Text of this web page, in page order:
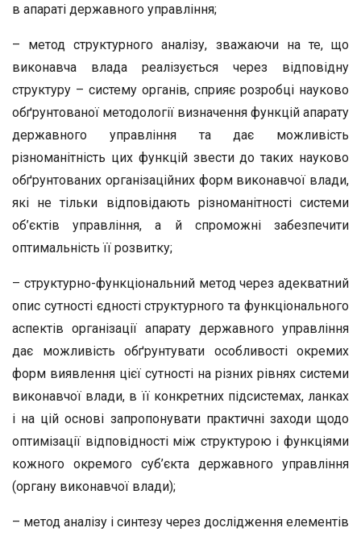
в апараті державного управління;
– метод структурного аналізу, зважаючи на те, що
виконавча влада реалізується через відповідну
структуру – систему органів, сприяє розробці науково
обґрунтованої методології визначення функцій апарату
державного управління та дає можливість
різноманітність цих функцій звести до таких науково
обґрунтованих організаційних форм виконавчої влади,
які не тільки відповідають різноманітності системи
об’єктів управління, а й спроможні забезпечити
оптимальність її розвитку;
– структурно-функціональний метод через адекватний
опис сутності єдності структурного та функціонального
аспектів організації апарату державного управління
дає можливість обґрунтувати особливості окремих
форм виявлення цієї сутності на різних рівнях системи
виконавчої влади, в її конкретних підсистемах, ланках
і на цій основі запропонувати практичні заходи щодо
оптимізації відповідності між структурою і функціями
кожного окремого суб’єкта державного управління
(органу виконавчої влади);
– метод аналізу і синтезу через дослідження елементів